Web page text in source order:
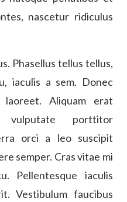
nascetur ridiculus
Phasellus tellus tellus,
iaculis a sem. Donec
Aliquam erat
vulputate porttitor
orci a leo suscipit
semper. Cras vitae mi
Pellentesque iaculis
Vestibulum faucibus